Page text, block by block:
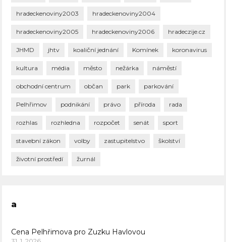
hradeckenoviny2003 hradeckenoviny2004
hradeckenoviny2005 hradeckenoviny2006 hradeczije.cz
JHMD jhtv koaliční jednání Komínek koronavirus
kultura média město nežárka náměstí
obchodní centrum občan park parkování
Pelhřimov podnikání právo příroda rada
rozhlas rozhledna rozpočet senát sport
stavební zákon volby zastupitelstvo školství
životní prostředí žurnál
a
Cena Pelhřimova pro Zuzku Havlovou